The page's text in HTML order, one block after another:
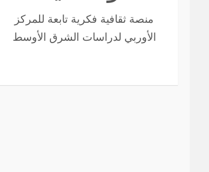
منصة ثقافية فكرية تابعة للمركز
الأوربي لدراسات الشرق الأوسط